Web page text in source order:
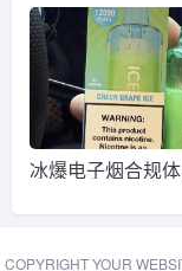
个人观察笔记
冰爆电子烟合规
COPYRIGHT YOUR